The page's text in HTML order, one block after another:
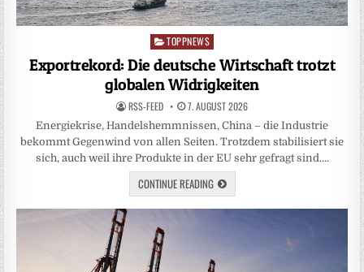
Posted
in
TOPPNEWS
Exportrekord: Die deutsche Wirtschaft trotzt
globalen Widrigkeiten
RSS-FEED 7. AUGUST 2026
Energiekrise, Handelshemmnissen, China – die Industrie
bekommt Gegenwind von allen Seiten. Trotzdem stabilisiert sie
sich, auch weil ihre Produkte in der EU sehr gefragt sind….
CONTINUE READING